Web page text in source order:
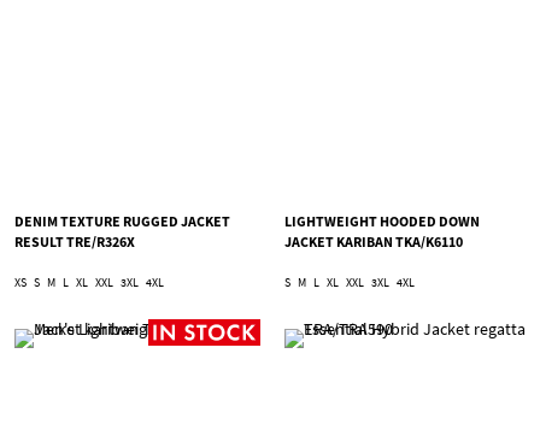
DENIM TEXTURE RUGGED JACKET
RESULT TRE/R326X
XS S M L XL XXL 3XL 4XL
LIGHTWEIGHT HOODED DOWN
JACKET KARIBAN TKA/K6110
S M L XL XXL 3XL 4XL